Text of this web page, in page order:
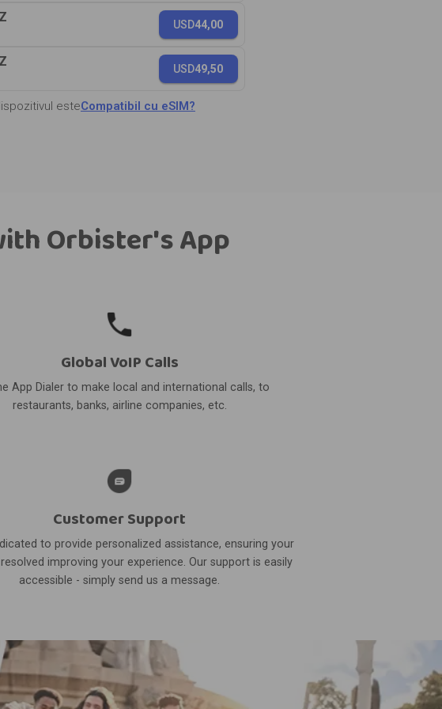
USD44,00
USD49,50
esteCompatibil cu eSIM?
Orbister's App
Global VoIP Calls
App Dialer to make local and international calls, to
restaurants, banks, airline companies, etc.
Customer Support
to provide personalized assistance, ensuring your
improving your experience. Our support is easily
accessible - simply send us a message.